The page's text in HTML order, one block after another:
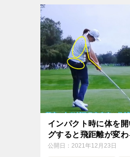
インパクト時に体を
グすると飛距離が変わ
公開日： 2021年12月23日